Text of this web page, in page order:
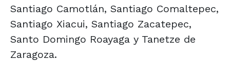
Santiago Camotlán, Santiago Comaltepec,
Santiago Xiacui, Santiago Zacatepec,
Santo Domingo Roayaga y Tanetze de
Zaragoza.